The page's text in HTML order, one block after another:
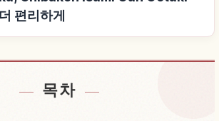
편리하게
Chibaken Isumi Gun Ootaki
목차